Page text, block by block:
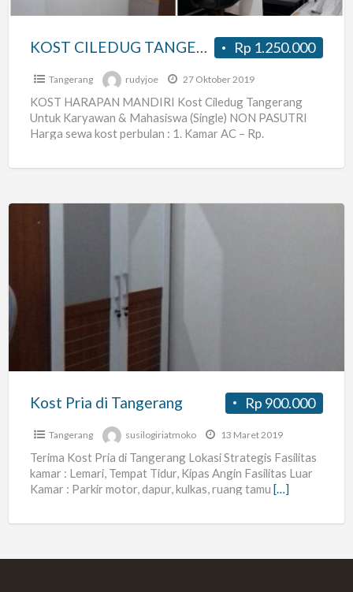
Rp 1.250.000
KOST CILEDUG TANGERANG
Tangerang rudyjoe 27 Oktober 2019
KOST HARAPAN MANDIRI Kost Ciledug Tangerang
Untuk Karyawan & Mahasiswa (Single) NON PASUTRI
Harga sewa kost perbulan : 1. Kamar AC – Rp.
di
Tangerang
Rp 900.000
Kost Pria di Tangerang
Tangerang susilogiriatmoko 13 Maret 2019
Terima Kost Pria di Tangerang Lokasi Strategis Fasilitas
kamar : Lemari, Tempat Tidur, Kipas Angin Fasilitas Luar
Kamar : Parkir motor, dapur, kulkas, ruang tamu […]